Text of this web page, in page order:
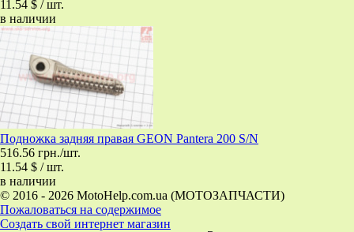
11.54 $ / шт.
в наличии
Подножка задняя правая GEON Pantera 200 S/N
516.56 грн./шт.
11.54 $ / шт.
в наличии
© 2016 - 2026 MotoHelp.com.ua (МОТОЗАПЧАСТИ)
Пожаловаться на содержимое
Создать свой интернет магазин